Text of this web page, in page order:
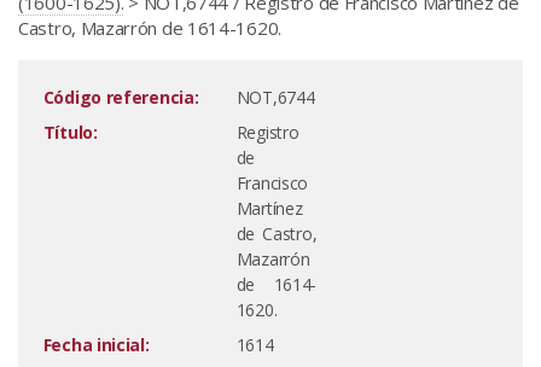
Castro, Mazarrón de 1614-1620.
Código referencia:
NOT,6744
Título:
Registro
de
Francisco
Martínez
de Castro,
Mazarrón
de 1614-
1620.
Fecha inicial:
1614